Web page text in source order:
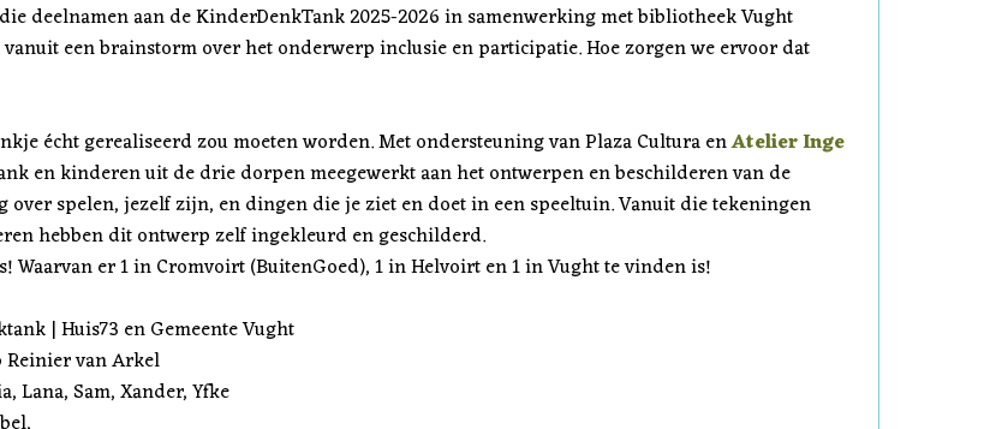
deelnamen aan de KinderDenkTank 2025-2026 in samenwerking met bibliotheek Vught
een brainstorm over het onderwerp inclusie en participatie. Hoe zorgen we ervoor dat
écht gerealiseerd zou moeten worden. Met ondersteuning van Plaza Cultura enAtelier Inge
en kinderen uit de drie dorpen meegewerkt aan het ontwerpen en beschilderen van de
over spelen, jezelf zijn, en dingen die je ziet en doet in een speeltuin. Vanuit die tekeningen
hebben dit ontwerp zelf ingekleurd en geschilderd.
er 1 in Cromvoirt (BuitenGoed), 1 in Helvoirt en 1 in Vught te vinden is!
en Gemeente Vught
van Arkel
Lana, Sam, Xander, Yfke